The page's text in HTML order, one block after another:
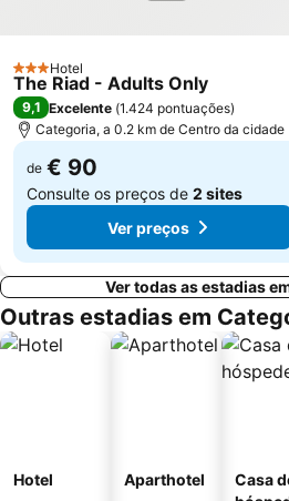
Europa Point
Cathedral of Saint Mary the Crowned
3 Estrelas
Hotel
The Riad - Adults Only
9,1 Excelente (1.424 pontuações)
Categoria, a 0.2 km de Centro da cidade
de € 90
Consulte os preços de 2 sites
Ver preços
Ver todas as estadias
Outras estadias em
Hotel Aparthotel
Casa